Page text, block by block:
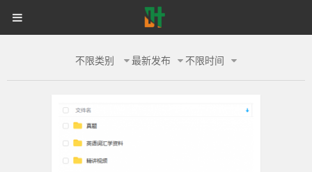
首页
电子书籍 备考学院
不限类别 最新发布 不限时间
自考网课 318